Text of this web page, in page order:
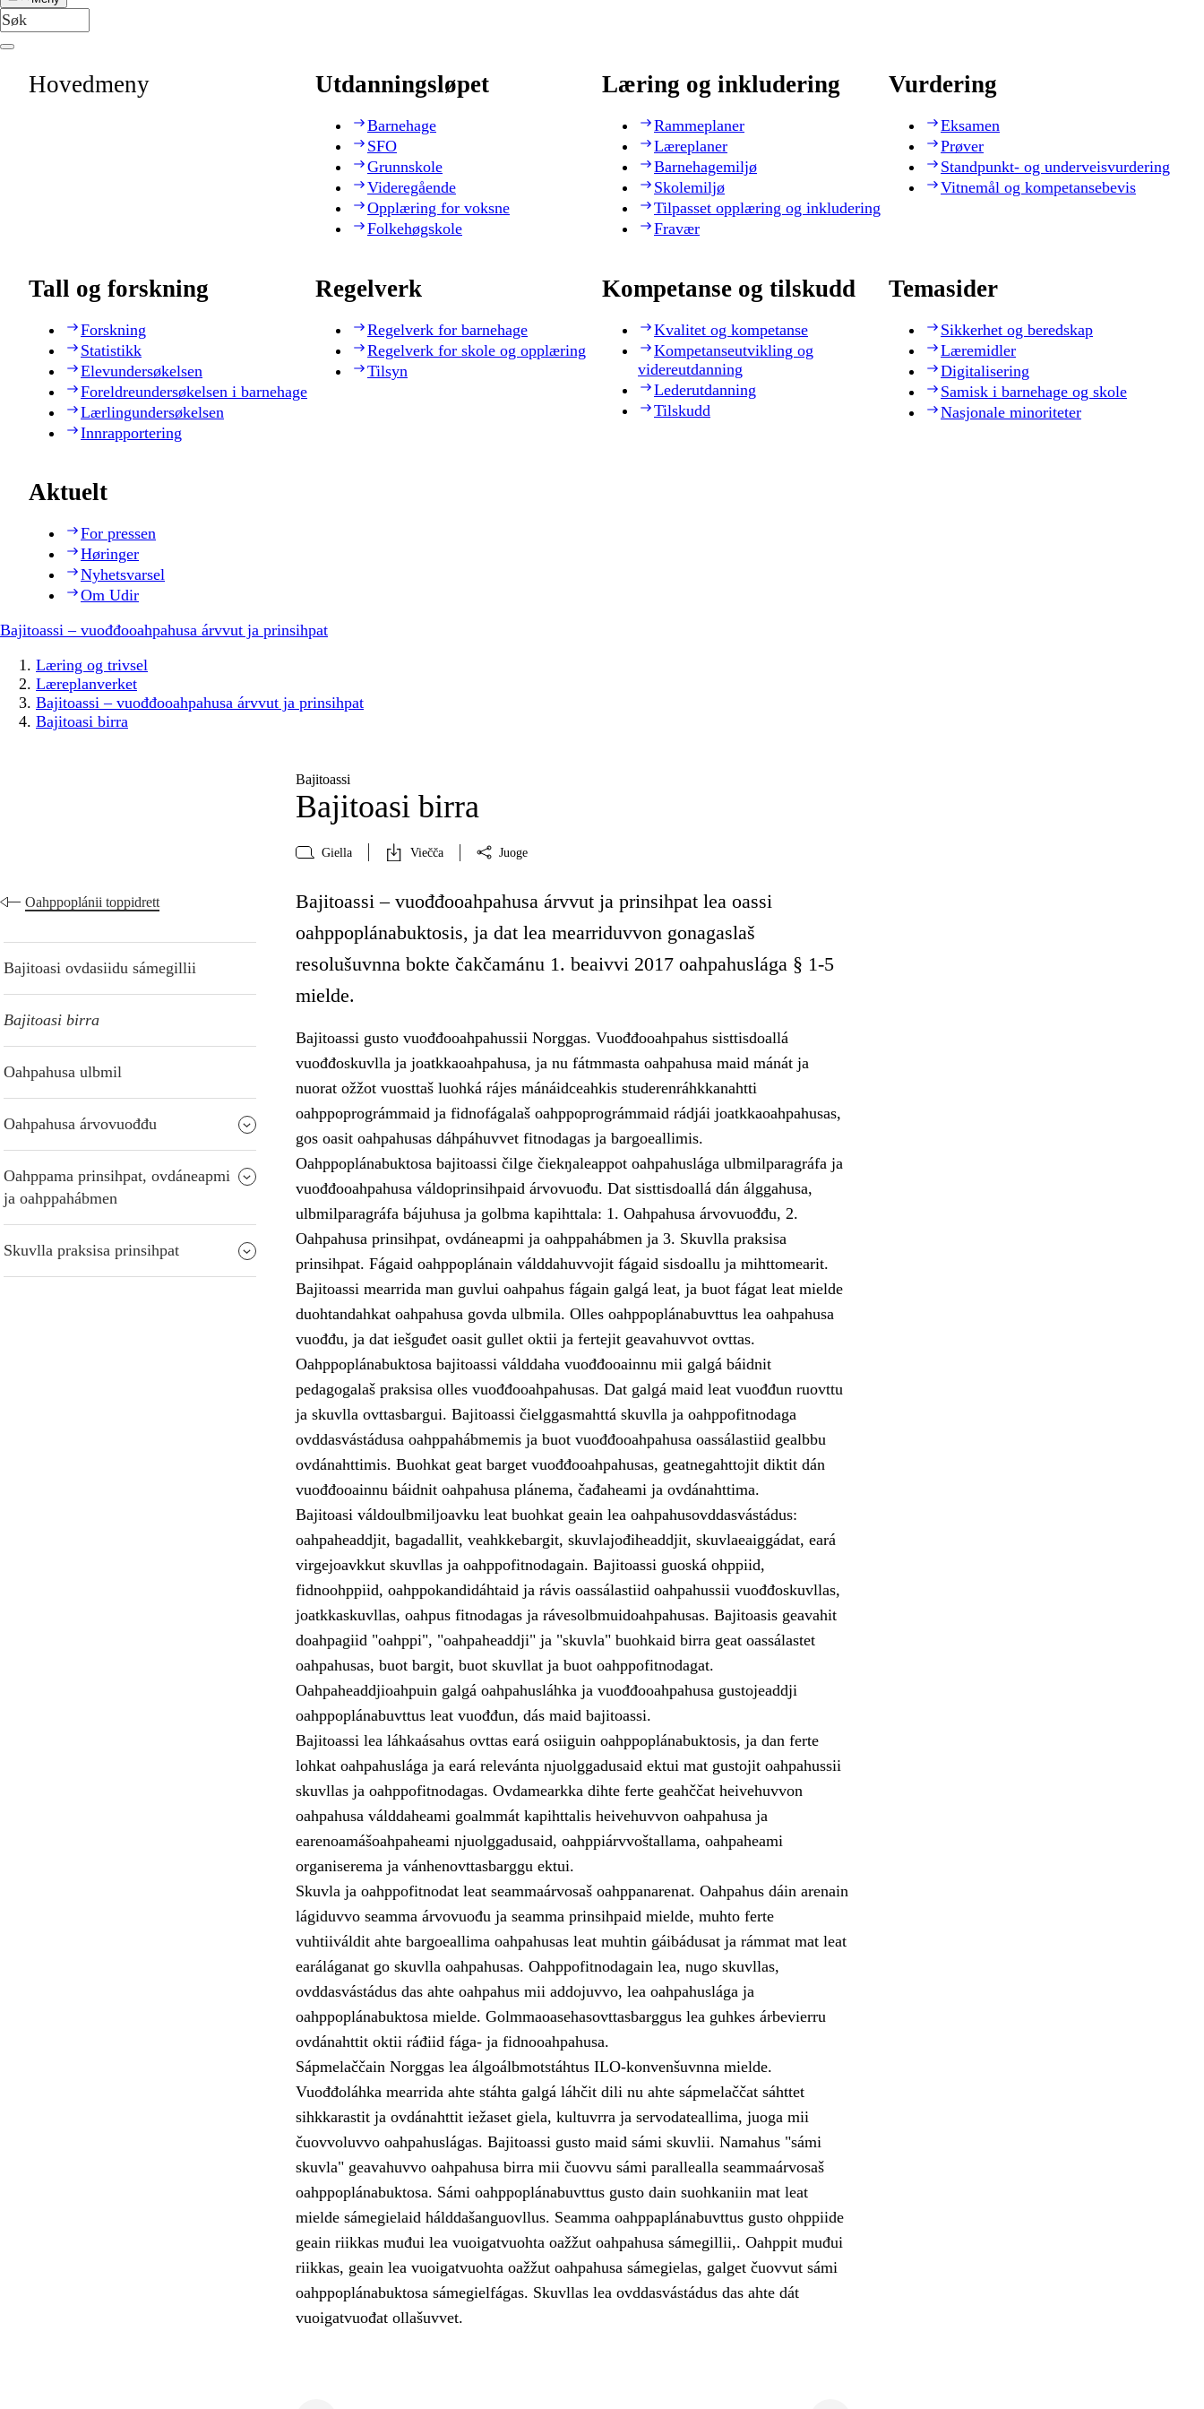
Hovedmeny Utdanningsløpet
Barnehage
SFO
Grunnskole
Videregående
Opplæring for voksne
Folkehøgskole
Læring og inkludering
Rammeplaner
Læreplaner
Barnehagemiljø
Skolemiljø
Tilpasset opplæring og inkludering
Fravær
Vurdering
Eksamen
Prøver
Standpunkt- og underveisvurdering
Vitnemål og kompetansebevis
Tall og forskning
Forskning
Statistikk
Elevundersøkelsen
Foreldreundersøkelsen i barnehage
Lærlingundersøkelsen
Innrapportering
Regelverk
Regelverk for barnehage
Regelverk for skole og opplæring
Tilsyn
Kompetanse og tilskudd
Kvalitet og kompetanse
Kompetanseutvikling og
videreutdanning
Lederutdanning
Tilskudd
Temasider
Sikkerhet og beredskap
Læremidler
Digitalisering
Samisk i barnehage og skole
Nasjonale minoriteter
Aktuelt
For pressen
Høringer
Nyhetsvarsel
Om Udir
Bajitoassi – vuođđooahpahusa árvvut ja prinsihpat
Læring og trivsel
Læreplanverket
Bajitoassi – vuođđooahpahusa árvvut ja prinsihpat
Bajitoasi birra
Bajitoassi
Bajitoasi birra
Giella Viečča Juoge
Oahppoplánii toppidrett
Bajitoasi ovdasiidu sámegillii
Bajitoasi birra
Oahpahusa ulbmil
Oahpahusa árvovuođđu
Oahppama prinsihpat, ovdáneapmi
ja oahppahábmen
Skuvlla praksisa prinsihpat
Bajitoassi – vuođđooahpahusa árvvut ja prinsihpat lea oassi
oahppoplánabuktosis, ja dat lea mearriduvvon gonagaslaš
resolušuvnna bokte čakčamánu 1. beaivvi 2017 oahpahuslága § 1-5
mielde.
Bajitoassi gusto vuođđooahpahussii Norggas. Vuođđooahpahus sisttisdoallá
vuođđoskuvlla ja joatkkaoahpahusa, ja nu fátmmasta oahpahusa maid mánát ja
nuorat ožžot vuosttaš luohká rájes mánáidceahkis studerenráhkkanahtti
oahppoprográmmaid ja fidnofágalaš oahppoprográmmaid rádjái joatkkaoahpahusas,
gos oasit oahpahusas dáhpáhuvvet fitnodagas ja bargoeallimis.
Oahppoplánabuktosa bajitoassi čilge čiekŋaleappot oahpahuslága ulbmilparagráfa ja
vuođđooahpahusa váldoprinsihpaid árvovuođu. Dat sisttisdoallá dán álggahusa,
ulbmilparagráfa bájuhusa ja golbma kapihttala: 1. Oahpahusa árvovuođđu, 2.
Oahpahusa prinsihpat, ovdáneapmi ja oahppahábmen ja 3. Skuvlla praksisa
prinsihpat. Fágaid oahppoplánain válddahuvvojit fágaid sisdoallu ja mihttomearit.
Bajitoassi mearrida man guvlui oahpahus fágain galgá leat, ja buot fágat leat mielde
duohtandahkat oahpahusa govda ulbmila. Olles oahppoplánabuvttus lea oahpahusa
vuođđu, ja dat iešguđet oasit gullet oktii ja fertejit geavahuvvot ovttas.
Oahppoplánabuktosa bajitoassi válddaha vuođđooainnu mii galgá báidnit
pedagogalaš praksisa olles vuođđooahpahusas. Dat galgá maid leat vuođđun ruovttu
ja skuvlla ovttasbargui. Bajitoassi čielggasmahttá skuvlla ja oahppofitnodaga
ovddasvástádusa oahppahábmemis ja buot vuođđooahpahusa oassálastiid gealbbu
ovdánahttimis. Buohkat geat barget vuođđooahpahusas, geatnegahttojit diktit dán
vuođđooainnu báidnit oahpahusa plánema, čađaheami ja ovdánahttima.
Bajitoasi váldoulbmiljoavku leat buohkat geain lea oahpahusovddasvástádus:
oahpaheaddjit, bagadallit, veahkkebargit, skuvlajođiheaddjit, skuvlaeaiggádat, eará
virgejoavkkut skuvllas ja oahppofitnodagain. Bajitoassi guoská ohppiid,
fidnoohppiid, oahppokandidáhtaid ja rávis oassálastiid oahpahussii vuođđoskuvllas,
joatkkaskuvllas, oahpus fitnodagas ja rávesolbmuidoahpahusas. Bajitoasis geavahit
doahpagiid "oahppi", "oahpaheaddji" ja "skuvla" buohkaid birra geat oassálastet
oahpahusas, buot bargit, buot skuvllat ja buot oahppofitnodagat.
Oahpaheaddjioahpuin galgá oahpahusláhka ja vuođđooahpahusa gustojeaddji
oahppoplánabuvttus leat vuođđun, dás maid bajitoassi.
Bajitoassi lea láhkaásahus ovttas eará osiiguin oahppoplánabuktosis, ja dan ferte
lohkat oahpahuslága ja eará relevánta njuolggadusaid ektui mat gustojit oahpahussii
skuvllas ja oahppofitnodagas. Ovdamearkka dihte ferte geahččat heivehuvvon
oahpahusa válddaheami goalmmát kapihttalis heivehuvvon oahpahusa ja
earenoamášoahpaheami njuolggadusaid, oahppiárvvoštallama, oahpaheami
organiserema ja vánhenovttasbarggu ektui.
Skuvla ja oahppofitnodat leat seammaárvosaš oahppanarenat. Oahpahus dáin arenain
lágiduvvo seamma árvovuođu ja seamma prinsihpaid mielde, muhto ferte
vuhtiiváldit ahte bargoeallima oahpahusas leat muhtin gáibádusat ja rámmat mat leat
earáláganat go skuvlla oahpahusas. Oahppofitnodagain lea, nugo skuvllas,
ovddasvástádus das ahte oahpahus mii addojuvvo, lea oahpahuslága ja
oahppoplánabuktosa mielde. Golmmaoasehasovttasbarggus lea guhkes árbevierru
ovdánahttit oktii ráđiid fága- ja fidnooahpahusa.
Sápmelaččain Norggas lea álgoálbmotstáhtus ILO-konvenšuvnna mielde.
Vuođđoláhka mearrida ahte stáhta galgá láhčit dili nu ahte sápmelaččat sáhttet
sihkkarastit ja ovdánahttit iežaset giela, kultuvrra ja servodateallima, juoga mii
čuovvoluvvo oahpahuslágas. Bajitoassi gusto maid sámi skuvlii. Namahus "sámi
skuvla" geavahuvvo oahpahusa birra mii čuovvu sámi parallealla seammaárvosaš
oahppoplánabuktosa. Sámi oahppoplánabuvttus gusto dain suohkaniin mat leat
mielde sámegielaid hálddašanguovllus. Seamma oahppaplánabuvttus gusto ohppiide
geain riikkas muđui lea vuoigatvuohta oažžut oahpahusa sámegillii,. Oahppit muđui
riikkas, geain lea vuoigatvuohta oažžut oahpahusa sámegielas, galget čuovvut sámi
oahppoplánabuktosa sámegielfágas. Skuvllas lea ovddasvástádus das ahte dát
vuoigatvuođat ollašuvvet.